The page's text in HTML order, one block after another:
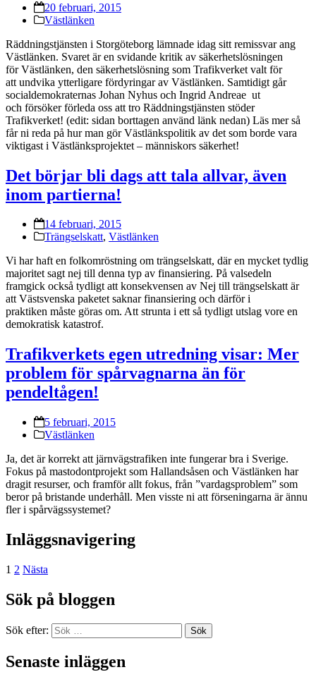
20 februari, 2015
Västlänken
Räddningstjänsten i Storgöteborg lämnade idag sitt remissvar ang
Västlänken. Svaret är en svidande kritik av säkerhetslösningen
för Västlänken, den säkerhetslösning som Trafikverket valt för
att undvika ytterligare fördyringar av Västlänken. Samtidigt går
socialdemokraternas Johan Nyhus och Ingrid Andreae ut
och försöker förleda oss att tro Räddningstjänsten stöder
Trafikverket! (edit: sidan borttagen använd länk nedan) Läs mer så
får ni reda på hur man gör Västlänkspolitik av det som borde vara
viktigast i Västlänksprojektet – människors säkerhet!
Det börjar bli dags att tala allvar, även
inom partierna!
14 februari, 2015
Trängselskatt, Västlänken
Vi har haft en folkomröstning om trängselskatt, där en mycket tydlig
majoritet sagt nej till denna typ av finansiering. På valsedeln
framgick också tydligt att konsekvensen av Nej till trängselskatt är
att Västsvenska paketet saknar finansiering och därför i
praktiken måste göras om. Att strunta i ett så tydligt utslag vore en
demokratisk katastrof.
Trafikverkets egen utredning visar: Mer
problem för spårvagnarna än för
pendeltågen!
5 februari, 2015
Västlänken
Ja, det är korrekt att järnvägstrafiken inte fungerar bra i Sverige.
Fokus på mastodontprojekt som Hallandsåsen och Västlänken har
dragit resurser, och framför allt fokus, från ”vardagsproblem” som
beror på bristande underhåll. Men visste ni att förseningarna är ännu
fler i spårvägssystemet?
Inläggsnavigering
1 2 Nästa
Sök på bloggen
Sök efter: Sök
Senaste inläggen